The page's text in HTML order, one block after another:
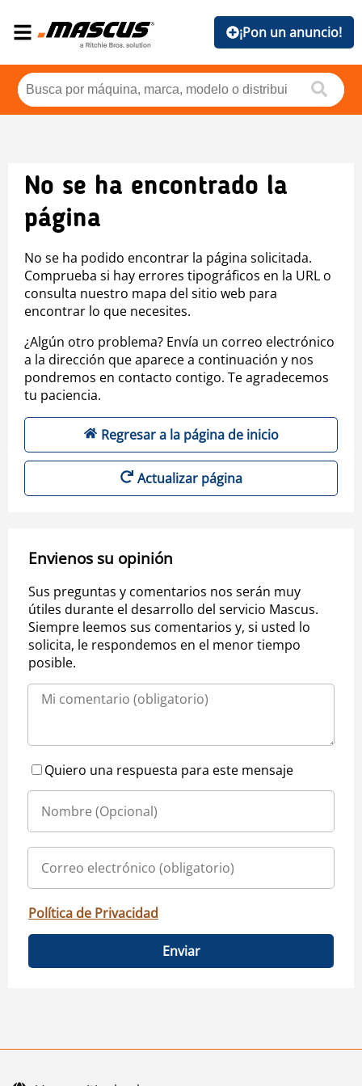
¡Pon un anuncio!
No se ha encontrado la
página
No se ha podido encontrar la página solicitada.
Comprueba si hay errores tipográficos en la URL o
consulta nuestro mapa del sitio web para
encontrar lo que necesites.
¿Algún otro problema? Envía un correo electrónico
a la dirección que aparece a continuación y nos
pondremos en contacto contigo. Te agradecemos
tu paciencia.
Regresar a la página de inicio
Actualizar página
Envienos su opinión
Sus preguntas y comentarios nos serán muy
útiles durante el desarrollo del servicio Mascus.
Siempre leemos sus comentarios y, si usted lo
solicita, le respondemos en el menor tiempo
posible.
Quiero una respuesta para este mensaje
Política de Privacidad
Enviar